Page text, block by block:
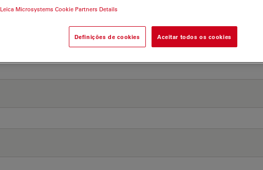
Leica Microsystems Cookie Partners Details
Definições de cookies Aceitar todos os cookies